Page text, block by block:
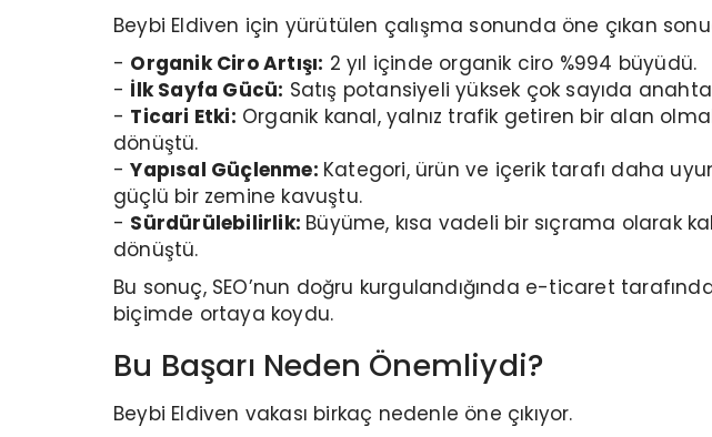
Beybi Eldiven için yürütülen çalışma sonunda öne çıkan
- Organik Ciro Artışı: 2 yıl içinde organik ciro %994 büyüdü.
- İlk Sayfa Gücü: Satış potansiyeli yüksek çok sayıda
- Ticari Etki: Organik kanal, yalnız trafik getiren bir alan
dönüştü.
-Yapısal Güçlenme: Kategori, ürün ve içerik tarafı daha
güçlü bir zemine kavuştu.
- Sürdürülebilirlik: Büyüme, kısa vadeli bir sıçrama olarak
dönüştü.
Bu sonuç, SEO’nun doğru kurgulandığında e-ticaret
biçimde ortaya koydu.
Bu Başarı Neden Önemliydi?
Beybi Eldiven vakası birkaç nedenle öne çıkıyor.